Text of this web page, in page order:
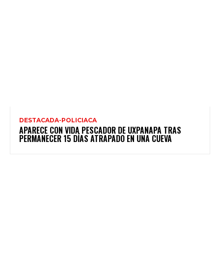
DESTACADA-POLICIACA
APARECE CON VIDA PESCADOR DE UXPANAPA TRAS
PERMANECER 15 DÍAS ATRAPADO EN UNA CUEVA